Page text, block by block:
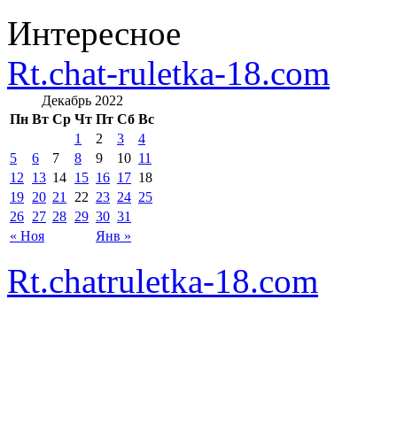
Интересное
Rt.chat-ruletka-18.com
Декабрь 2022
Пн Вт Ср Чт Пт Сб Вс
« Ноя Янв »
1 2 3
4
5
6 7 8 9 10 11
12 13 14 15 16 17 18
19 20 21 22 23 24 25
26 27 28 29 30 31
Rt.chatruletka-18.com